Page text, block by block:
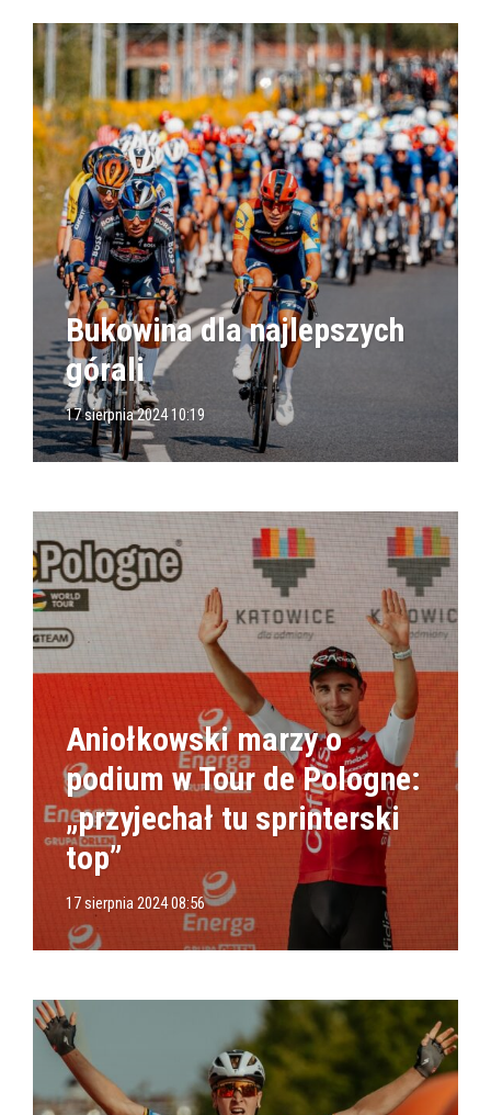
Bukowina dla najlepszych
górali
17 sierpnia 2024 10:19
Aniołkowski marzy o
podium w Tour de Pologne:
„przyjechał tu sprinterski
top”
17 sierpnia 2024 08:56